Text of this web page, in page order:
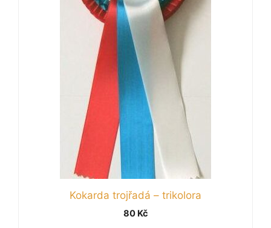
Kokarda trojřadá – trikolora
80 Kč